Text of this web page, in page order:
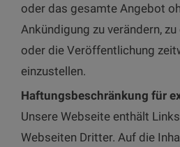
oder das gesamte Angebot
Ankündigung zu verändern,
oder die Veröffentlichung
einzustellen.
Haftungsbeschränkung für
Unsere Webseite enthält
Webseiten Dritter. Auf die